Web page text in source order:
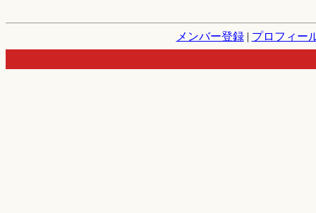
メンバー登録| プロフィー